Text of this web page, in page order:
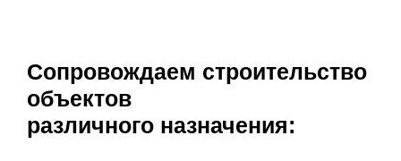
Сопровождаем строительство
объектов
различного назначения: